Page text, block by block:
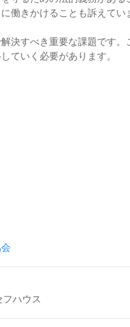
働きかけることも訴えてい
決すべき重要な課題です
ていく必要があります。
ハウス